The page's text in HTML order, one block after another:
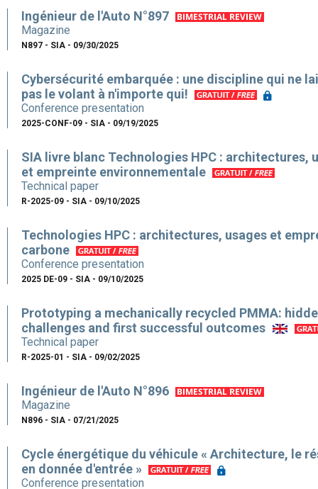
Ingénieur de l'Auto N°897
Magazine
N897 - SIA - 09/30/2025
Cybersécurité embarquée : une discipline qui ne
pas le volant à n'importe qui!
Conference presentation
2025-CONF-09 - SIA - 09/19/2025
SIA livre blanc Technologies HPC : architectures,
et empreinte environnementale
Technical paper
R-2025-09 - SIA - 09/10/2025
Technologies HPC : architectures, usages et
carbone
Conference presentation
2025 DE-09 - SIA - 09/10/2025
Prototyping a mechanically recycled PMMA:
challenges and first successful outcomes
Technical paper
R-2025-01 - SIA - 09/02/2025
Ingénieur de l'Auto N°896
Magazine
N896 - SIA - 07/21/2025
Cycle énergétique du véhicule « Architecture, le
en donnée d'entrée »
Conference presentation